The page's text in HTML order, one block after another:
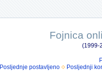
Fojnica
(1999-
Posljednje postavljeno Posljednji